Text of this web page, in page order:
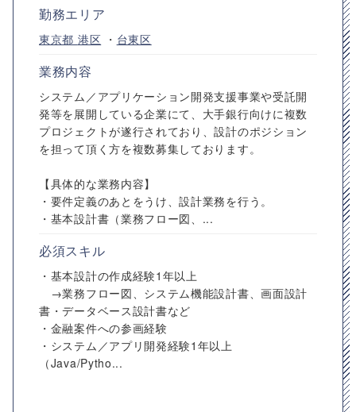
勤務エリア
東京都 港区 ・ 台東区
業務内容
システム／アプリケーション開発支援事業や受託開
発等を展開している企業にて、大手銀行向けに複数
プロジェクトが遂行されており、設計のポジション
を担って頂く方を複数募集しております。
【具体的な業務内容】
・要件定義のあとをうけ、設計業務を行う。
・基本設計書（業務フロー図、...
必須スキル
・基本設計の作成経験1年以上
→業務フロー図、システム機能設計書、画面設計
書・データベース設計書など
・金融案件への参画経験
・システム／アプリ開発経験1年以上
（Java/Pytho...